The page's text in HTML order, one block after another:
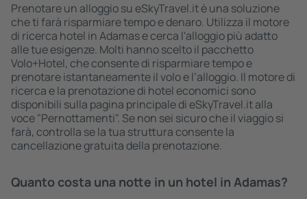
Prenotare un alloggio su eSkyTravel.it è una soluzione
che ti farà risparmiare tempo e denaro. Utilizza il motore
di ricerca hotel in Adamas e cerca l'alloggio più adatto
alle tue esigenze. Molti hanno scelto il pacchetto
Volo+Hotel, che consente di risparmiare tempo e
prenotare istantaneamente il volo e l’alloggio. Il motore di
ricerca e la prenotazione di hotel economici sono
disponibili sulla pagina principale di eSkyTravel.it alla
voce "Pernottamenti". Se non sei sicuro che il viaggio si
farà, controlla se la tua struttura consente la
cancellazione gratuita della prenotazione.
Quanto costa una notte in un hotel in Adamas?